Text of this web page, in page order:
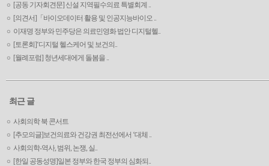
[공동 기자회견문] 신설 지역필수의료 특별회계 ..
[의견서]「바이오데이터 활용 및 인공지능바이오 ..
이재명 정부와 민주당은 의료민영화 법안 디지털헬..
[토론회]‘디지털 헬스케어 및 보건의..
[월례포럼] 청년세대에게 돌봄을 ..
최근 글
사회의학 북 콘서트
[추모의글]보건의료와 건강권 최전선에서 ‘대체 ..
사회의학-역사, 범위, 논쟁, 실..
[한일 공동성명]일본 정부와 한국 정부의 심화되..